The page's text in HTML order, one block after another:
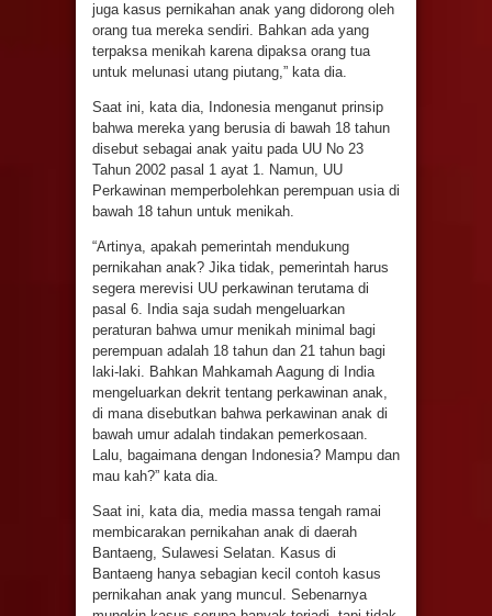
juga kasus pernikahan anak yang didorong oleh
orang tua mereka sendiri. Bahkan ada yang
terpaksa menikah karena dipaksa orang tua
untuk melunasi utang piutang,” kata dia.
Saat ini, kata dia, Indonesia menganut prinsip
bahwa mereka yang berusia di bawah 18 tahun
disebut sebagai anak yaitu pada UU No 23
Tahun 2002 pasal 1 ayat 1. Namun, UU
Perkawinan memperbolehkan perempuan usia di
bawah 18 tahun untuk menikah.
“Artinya, apakah pemerintah mendukung
pernikahan anak? Jika tidak, pemerintah harus
segera merevisi UU perkawinan terutama di
pasal 6. India saja sudah mengeluarkan
peraturan bahwa umur menikah minimal bagi
perempuan adalah 18 tahun dan 21 tahun bagi
laki-laki. Bahkan Mahkamah Aagung di India
mengeluarkan dekrit tentang perkawinan anak,
di mana disebutkan bahwa perkawinan anak di
bawah umur adalah tindakan pemerkosaan.
Lalu, bagaimana dengan Indonesia? Mampu dan
mau kah?” kata dia.
Saat ini, kata dia, media massa tengah ramai
membicarakan pernikahan anak di daerah
Bantaeng, Sulawesi Selatan. Kasus di
Bantaeng hanya sebagian kecil contoh kasus
pernikahan anak yang muncul. Sebenarnya